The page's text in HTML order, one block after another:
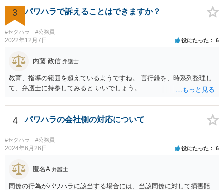
3 パワハラで訴えることはできますか？
#セクハラ #公務員
2022年12月7日 役にたった 6
内藤 政信 弁護士
教育、指導の範囲を超えているようですね。 言行録を、時系列整理し
て、弁護士に持参してみると いいでしょう。
4 パワハラの会社側の対応について
#セクハラ #公務員
2024年6月26日 役にたった 6
匿名A 弁護士
同僚の行為がパワハラに該当する場合には、当該同僚に対して損害賠